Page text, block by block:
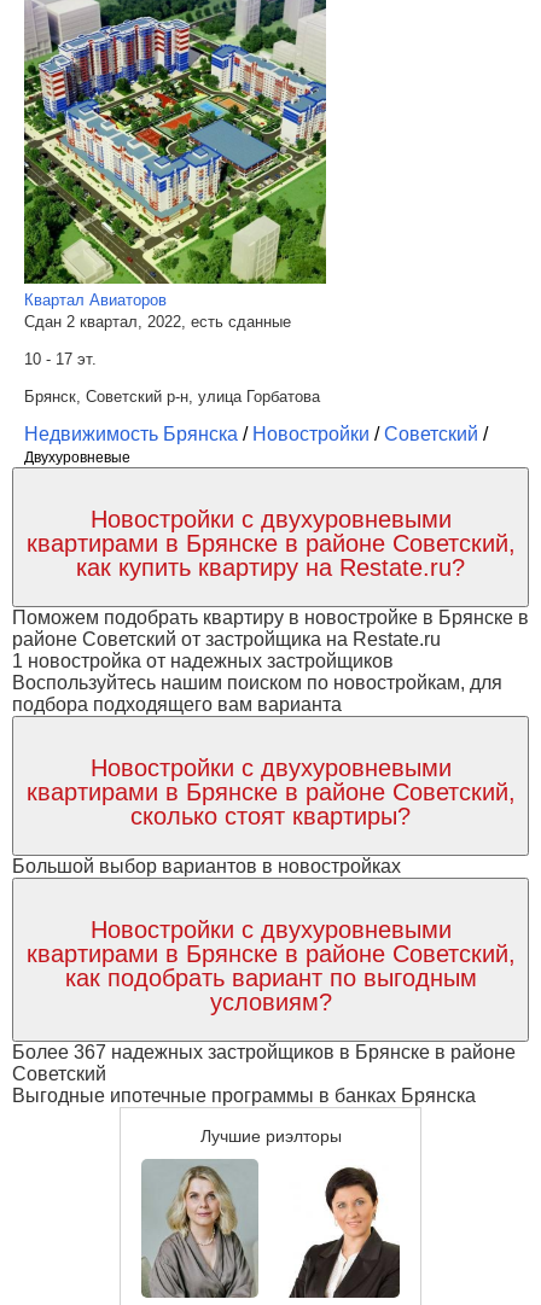
Квартал Авиаторов
Сдан 2 квартал, 2022, есть сданные
10 - 17 эт.
Брянск, Советский р-н, улица Горбатова
Недвижимость Брянска / Новостройки /Советский /
Двухуровневые
Новостройки с двухуровневыми
квартирами в Брянске в районе Советский,
как купить квартиру на Restate.ru?
Поможем подобрать квартиру в новостройке в Брянске в
районе Советский от застройщика на Restate.ru
1 новостройка от надежных застройщиков
Воспользуйтесь нашим поиском по новостройкам, для
подбора подходящего вам варианта
Новостройки с двухуровневыми
квартирами в Брянске в районе Советский,
сколько стоят квартиры?
Большой выбор вариантов в новостройках
Новостройки с двухуровневыми
квартирами в Брянске в районе Советский,
как подобрать вариант по выгодным
условиям?
Более 367 надежных застройщиков в Брянске в районе
Советский
Выгодные ипотечные программы в банках Брянска
Лучшие риэлторы